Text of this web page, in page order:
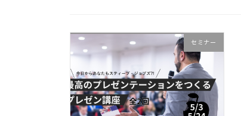
セミナー